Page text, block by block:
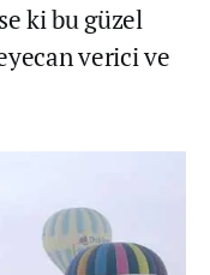
ki bu güzel
verici ve